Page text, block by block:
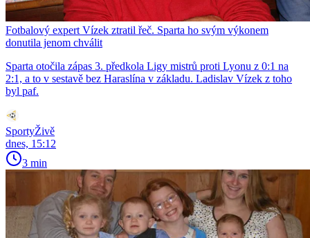
Fotbalový expert Vízek ztratil řeč. Sparta ho svým výkonem
donutila jenom chválit
Sparta otočila zápas 3. předkola Ligy mistrů proti Lyonu z 0:1 na
2:1, a to v sestavě bez Haraslína v základu. Ladislav Vízek z toho
byl paf.
SportyŽivě
dnes, 15:12
3 min